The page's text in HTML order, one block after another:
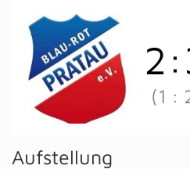
2 :
(1 :
Aufstellung